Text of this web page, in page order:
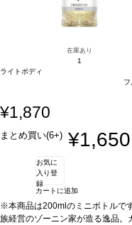
在庫あり
1
ライトボディ
フ
¥1,870
まとめ買い(6+) ¥1,650
お気に
入り登
録
カートに追加
※本商品は200mlのミニボトルです。 1800年代から続くイタリアで最も有
族経営のゾーニン家が造る逸品